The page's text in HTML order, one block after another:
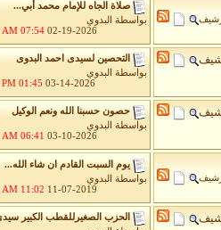
صلاة الجاه للإمام محمد أبي...
بواسطة
البدوي
02-19-2026
07:54 AM
التحصين لسيدى احمد البدوى
بواسطة
البدوي
03-14-2026
01:45 PM
حصون حسبنا الله ونعم الوكيل
بواسطة
البدوي
03-10-2026
06:41 AM
يوم السبت القادم ان شاء الله...
بواسطة
البدوي
11-07-2019
11:02 AM
الحزب الصغيرللقطب الكبير